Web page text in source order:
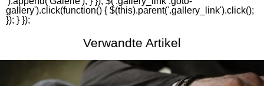
gallery').click(function() { $(this).parent('.gallery_link').click();
}); } });
Verwandte Artikel